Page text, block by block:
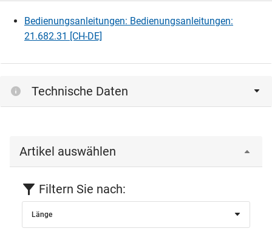
Bedienungsanleitungen: Bedienungsanleitungen:
21.682.31 [CH-DE]
Technische Daten
Artikel auswählen
Filtern Sie nach:
Länge